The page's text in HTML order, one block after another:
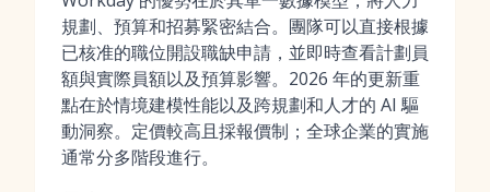
規劃、預算和招募緊密結合。團隊可以直接根據
已核准的職位開設職缺申請，並即時查看計劃員
額與實際員額以及預算影響。2026 年的更新重
點在於情境建模性能以及跨規劃和人才的 AI 驅
動洞察。定價較高且採報價制；全球企業的實施
通常分多階段進行。